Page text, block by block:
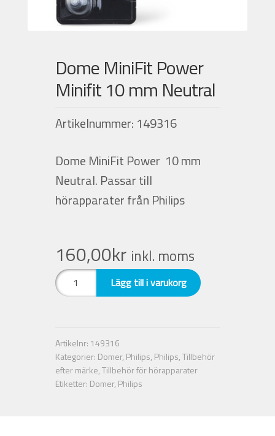
Integritetspolicy
Försäljningsvillkor
Dome MiniFit Power
Minifit 10 mm Neutral
160,00kr inkl. moms
Artikelnummer: 149316
Dome MiniFit Power 10 mm
Neutral. Passar till
hörapparater från Philips
Dome
MiniFit
10
mm
Neutral
mängd
Lägg till i varukorg
Artikelnr: 149316
Kategorier: Domer, Philips, Philips,Tillbehör
efter märke,Tillbehör för hörapparater
Etiketter: Domer, Philips